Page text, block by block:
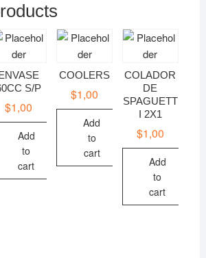
S/P
$1,00
Add
to
cart
COOLERS
$1,00
Add
to
cart
COLADOR
DE
SPAGUETT
I 2X1
$1,00
Add
to
cart